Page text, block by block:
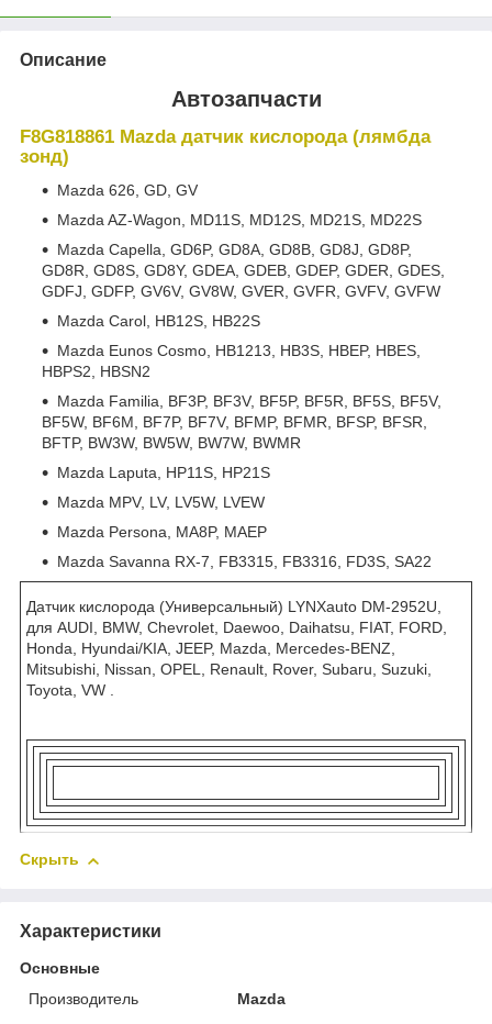
Описание
Автозапчасти
F8G818861 Mazda датчик кислорода (лямбда
зонд)
Mazda 626, GD, GV
Mazda AZ-Wagon, MD11S, MD12S, MD21S, MD22S
Mazda Capella, GD6P, GD8A, GD8B, GD8J, GD8P,
GD8R, GD8S, GD8Y, GDEA, GDEB, GDEP, GDER, GDES,
GDFJ, GDFP, GV6V, GV8W, GVER, GVFR, GVFV, GVFW
Mazda Carol, HB12S, HB22S
Mazda Eunos Cosmo, HB1213, HB3S, HBEP, HBES,
HBPS2, HBSN2
Mazda Familia, BF3P, BF3V, BF5P, BF5R, BF5S, BF5V,
BF5W, BF6M, BF7P, BF7V, BFMP, BFMR, BFSP, BFSR,
BFTP, BW3W, BW5W, BW7W, BWMR
Mazda Laputa, HP11S, HP21S
Mazda MPV, LV, LV5W, LVEW
Mazda Persona, MA8P, MAEP
Mazda Savanna RX-7, FB3315, FB3316, FD3S, SA22
Датчик кислорода (Универсальный) LYNXauto DM-2952U,
для AUDI, BMW, Chevrolet, Daewoo, Daihatsu, FIAT, FORD,
Honda, Hyundai/KIA, JEEP, Mazda, Mercedes-BENZ,
Mitsubishi, Nissan, OPEL, Renault, Rover, Subaru, Suzuki,
Toyota, VW .
Скрыть
Характеристики
Основные
Производитель
Mazda